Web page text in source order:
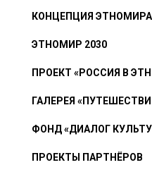
КОНЦЕПЦИЯ ЭТНОМИРА
ЭТНОМИР 2030
ПРОЕКТ «РОССИЯ В
ГАЛЕРЕЯ
ФОНД «ДИАЛОГ
ПРОЕКТЫ ПАРТНЁРОВ